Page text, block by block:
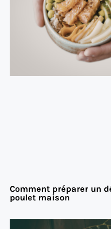
Comment préparer un
poulet maison